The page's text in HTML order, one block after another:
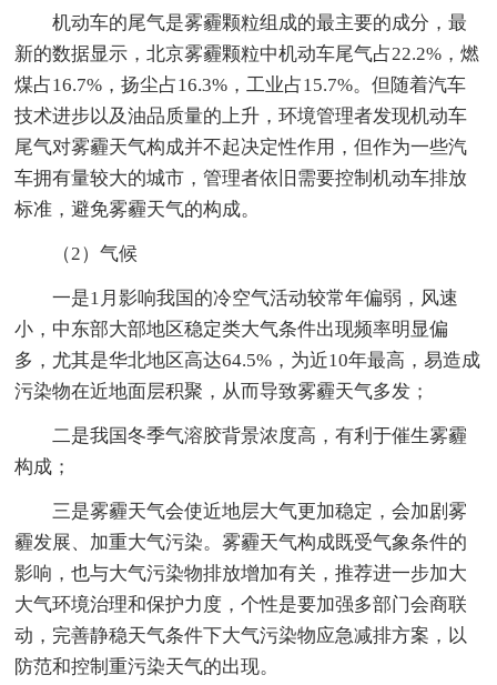
机动车的尾气是雾霾颗粒组成的最主要的成分，最
新的数据显示，北京雾霾颗粒中机动车尾气占22.2%，燃
煤占16.7%，扬尘占16.3%，工业占15.7%。但随着汽车
技术进步以及油品质量的上升，环境管理者发现机动车
尾气对雾霾天气构成并不起决定性作用，但作为一些汽
车拥有量较大的城市，管理者依旧需要控制机动车排放
标准，避免雾霾天气的构成。
（2）气候
一是1月影响我国的冷空气活动较常年偏弱，风速
小，中东部大部地区稳定类大气条件出现频率明显偏
多，尤其是华北地区高达64.5%，为近10年最高，易造成
污染物在近地面层积聚，从而导致雾霾天气多发；
二是我国冬季气溶胶背景浓度高，有利于催生雾霾
构成；
三是雾霾天气会使近地层大气更加稳定，会加剧雾
霾发展、加重大气污染。雾霾天气构成既受气象条件的
影响，也与大气污染物排放增加有关，推荐进一步加大
大气环境治理和保护力度，个性是要加强多部门会商联
动，完善静稳天气条件下大气污染物应急减排方案，以
防范和控制重污染天气的出现。